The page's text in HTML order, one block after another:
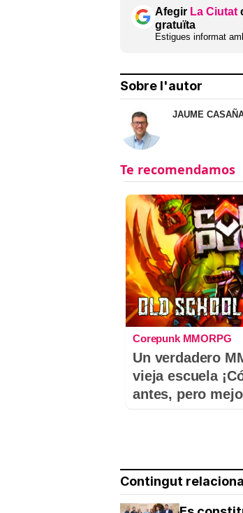
Afegir La Ciutat
gratuïta
Estigues informat
Sobre l'autor
JAUME
Corepunk MMORPG
Un verdadero
vieja escuela
antes, pero
Contingut